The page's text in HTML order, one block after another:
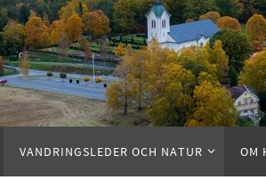
VANDRINGSLEDER OCH NATUR OM